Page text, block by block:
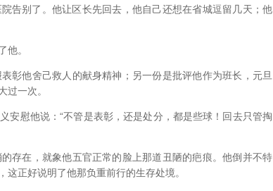
别了。他让区长先回去，他自己还想在省城逗留几天；他
他。
彰他舍己救人的献身精神；另一份是批评他作为班长，元旦
过一次。
安慰他说：“不管是表彰，还是处分，都是些球！回去只管掏
存在，就象他五官正常的脸上那道丑陋的疤痕。他倒并不特
正好说明了他那负重前行的生存处境。